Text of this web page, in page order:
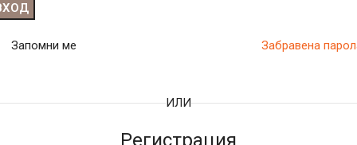
Забравена
Запомни ме
ИЛИ
Регистрация